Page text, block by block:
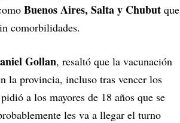
Buenos Aires, Salta y Chubut que
comorbilidades.
Gollan, resaltó que la vacunación
la provincia, incluso tras vencer los
a los mayores de 18 años que se
les va a llegar el turno